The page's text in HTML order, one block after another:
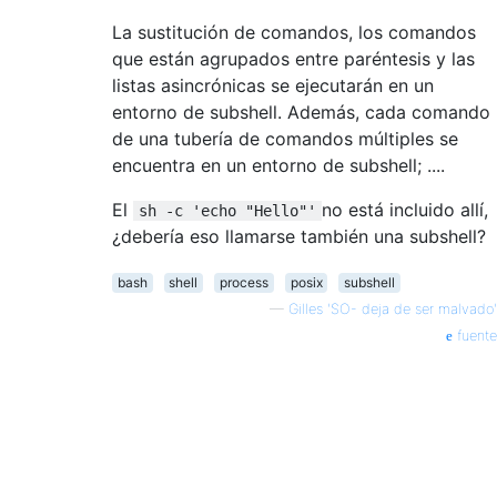
La sustitución de comandos, los comandos
que están agrupados entre paréntesis y las
listas asincrónicas se ejecutarán en un
entorno de subshell. Además, cada comando
de una tubería de comandos múltiples se
encuentra en un entorno de subshell; ....
El
sh -c 'echo "Hello"' no está incluido allí,
¿debería eso llamarse también una subshell?
bash shell process posix
subshell
— Gilles 'SO- deja de ser malvado'
fuente